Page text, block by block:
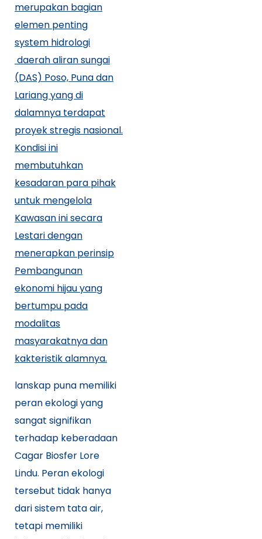
merupakan bagian
elemen penting
system hidrologi
daerah aliran sungai
(DAS) Poso, Puna dan
Lariang yang di
dalamnya terdapat
proyek stregis nasional.
Kondisi ini
membutuhkan
kesadaran para pihak
untuk mengelola
Kawasan ini secara
Lestari dengan
menerapkan perinsip
Pembangunan
ekonomi hijau yang
bertumpu pada
modalitas
masyarakatnya dan
kakteristik alamnya.
lanskap puna memiliki
peran ekologi yang
sangat signifikan
terhadap keberadaan
Cagar Biosfer Lore
Lindu. Peran ekologi
tersebut tidak hanya
dari sistem tata air,
tetapi memiliki